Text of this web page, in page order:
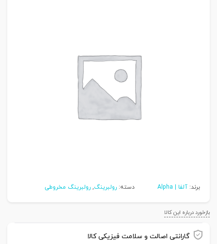
برند: آلفا | Alpha دسته: رولبرینگ, رولبرینگ مخروطی
بازخورد درباره این کالا
گارانتی اصالت و سلامت فیزیکی کالا